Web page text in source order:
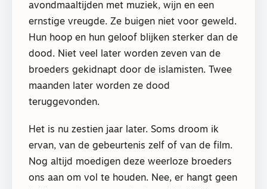
avondmaaltijden met muziek, wijn en een
ernstige vreugde. Ze buigen niet voor geweld.
Hun hoop en hun geloof blijken sterker dan de
dood. Niet veel later worden zeven van de
broeders gekidnapt door de islamisten. Twee
maanden later worden ze dood
teruggevonden.
Het is nu zestien jaar later. Soms droom ik
ervan, van de gebeurtenis zelf of van de film.
Nog altijd moedigen deze weerloze broeders
ons aan om vol te houden. Nee, er hangt geen